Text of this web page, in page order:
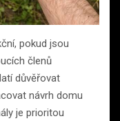
pokud jsou
členů
důvěřovat
návrh domu
je prioritou